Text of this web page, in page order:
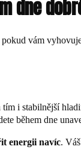
dne
vám
i stabilnější
během dne
energii navíc.